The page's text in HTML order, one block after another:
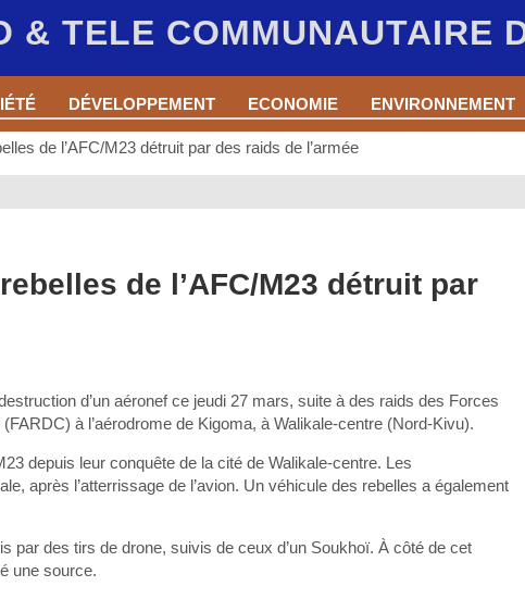
& TELE COMMUNAUTAIRE
DÉVELOPPEMENT ECONOMIE ENVIRONNEMENT
de l’AFC/M23 détruit par des raids de l’armée
de l’AFC/M23 détruit par
d’un aéronef ce jeudi 27 mars, suite à des raids des Forces
à l’aérodrome de Kigoma, à Walikale-centre (Nord-Kivu).
depuis leur conquête de la cité de Walikale-centre. Les
après l’atterrissage de l’avion. Un véhicule des rebelles a également
par des tirs de drone, suivis de ceux d’un Soukhoï. À côté de cet
une source.